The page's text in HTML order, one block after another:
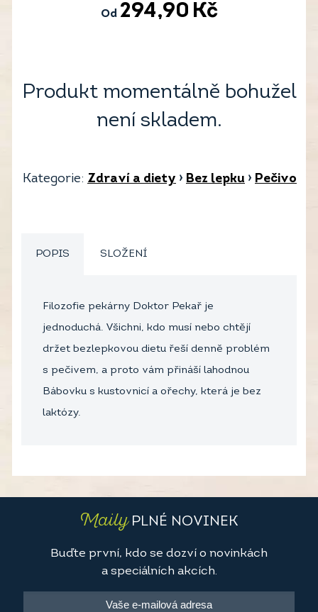
Od 294,90 Kč
Produkt momentálně bohužel
není skladem.
Kategorie: Zdraví a diety › Bez lepku › Pečivo
POPIS SLOŽENÍ
Filozofie pekárny Doktor Pekař je
jednoduchá. Všichni, kdo musí nebo chtějí
držet bezlepkovou dietu řeší denně problém
s pečivem, a proto vám přináší lahodnou
Bábovku s kustovnicí a ořechy, která je bez
laktózy.
MailyPLNÉ NOVINEK
Buďte první, kdo se dozví o novinkách
a speciálních akcích.